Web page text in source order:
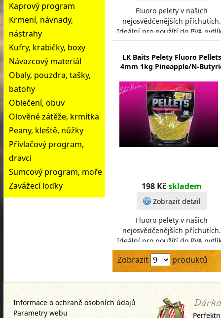
Kaprový program
Krmení, návnady,
nástrahy
Kufry, krabičky, boxy
Návazcový materiál
Obaly, pouzdra, tašky,
batohy
Oblečení, obuv
Olověné zátěže, krmítka
Peany, kleště, nůžky
Přívlačový program,
dravci
Sumcový program, moře
Zavážecí loďky
Fluoro pelety v našich
nejosvědčenějších příchutích.
Ideální pro použítí do PVA
a punčoch. Skvěle dopňují
plovoucí nástrahy. Rybáři
LK Baits Pelety Fluoro Pellets
4mm 1kg Pineapple/N-
198 Kčskladem
Zobrazit detail
Fluoro pelety v našich
nejosvědčenějších příchutích.
Ideální pro použítí do PVA
a punčoch. Skvěle dopňují
plovoucí nástrahy. Rybáři
Zobrazit produktů
Informace o ochraně osobních údajů
Parametry webu